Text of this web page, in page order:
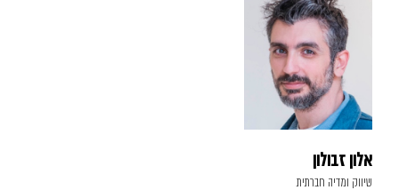
אלון זבולון
שיווק ומדיה חברתית